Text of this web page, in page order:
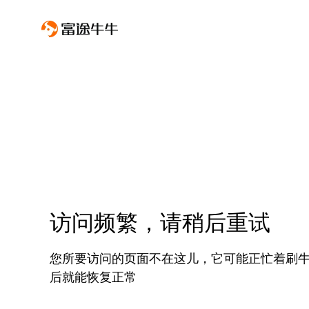
访问频繁，请稍后重试
您所要访问的页面不在这儿，它可能正忙着刷
后就能恢复正常